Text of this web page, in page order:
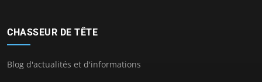
CHASSEUR DE TÊTE
Blog d'actualités et d'informations